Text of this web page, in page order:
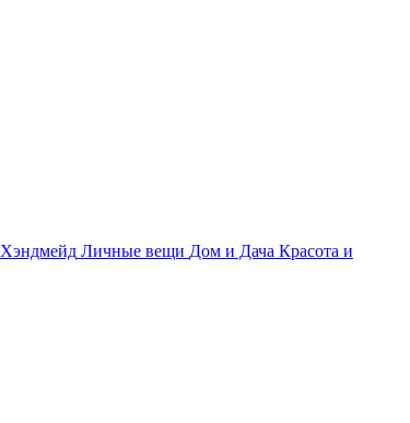
Хэндмейд Личные вещи Дом и Дача Красота и